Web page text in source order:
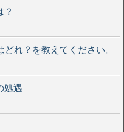
れ？を教えてください。
処遇